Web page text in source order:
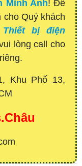
Minh Anh! Để
Quý khách
Thiết bị điện
lòng call cho
Khu Phố 13,